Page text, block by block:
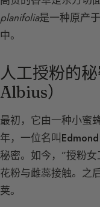
planifolia是一种原产
中。
人工授粉的
Albius）
最初，它由一种小
年，一位名叫
秘密。如今，”授粉
花粉与雌蕊接触。之
荚。